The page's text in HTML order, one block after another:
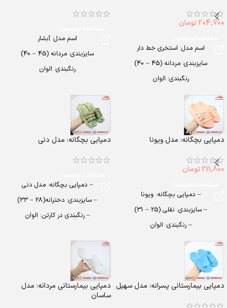
204,700 تومان
اسم مدل: استخری خط دار
سایزبندی: مردانه (45 – 40)
رنگبندی: الوان
تعداد در کارتن: 20 جفت
جنس: EVA Soft
اسم مدل: آبشار
سایزبندی: مردانه (45 – 40)
رنگبندی: الوان
جنس: EVA SOFT
دمپایی بچگانه: مدل ویونا
211,800 تومان
– دمپایی بچگانه: ویونا
– سایزبندی: نقلی (25 – 31)
– رنگبندی: الوان
– تعداد در کارتن: 24 جفت
– جنس: SOFT EVA
دمپایی بچگانه: مدل دنی
– دمپایی بچگانه: مدل دنی
– سایزبندی: دخترانه(28 – 33)
– رنگبندی در کارتن: الوان
– جنس: AirBlowing
دمپایی بیمارستانی پسرانه: مدل سهیل دمپایی بیمارستانی مردانه: مدل
ساسان